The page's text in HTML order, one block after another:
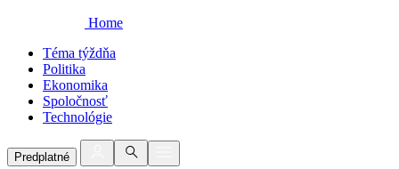
Home
Téma týždňa
Politika
Ekonomika
Spoločnosť
Technológie
Predplatné